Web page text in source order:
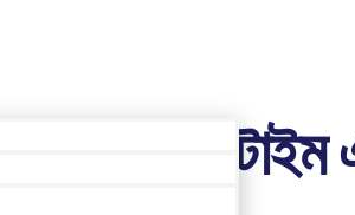
ক্রেইজি টাইম